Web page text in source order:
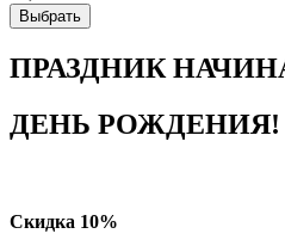
Выбрать
ПРАЗДНИК
ДЕНЬ РОЖДЕНИЯ!
Скидка 10%